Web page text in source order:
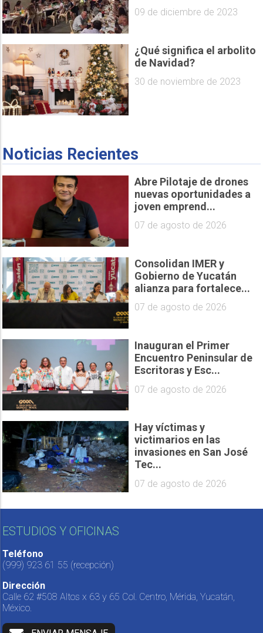
09 de diciembre de 2023
¿Qué significa el arbolito
de Navidad?
30 de noviembre de 2023
Noticias Recientes
Abre Pilotaje de drones
nuevas oportunidades a
joven emprend...
07 de agosto de 2026
Consolidan IMER y
Gobierno de Yucatán
alianza para fortalece...
07 de agosto de 2026
Inauguran el Primer
Encuentro Peninsular de
Escritoras y Esc...
07 de agosto de 2026
Hay víctimas y
victimarios en las
invasiones en San José
Tec...
07 de agosto de 2026
ESTUDIOS Y OFICINAS
Teléfono
(999) 923 61 55 (recepción)
Dirección
Calle 62 #508 Altos x 63 y 65 Col. Centro, Mérida, Yucatán,
México.